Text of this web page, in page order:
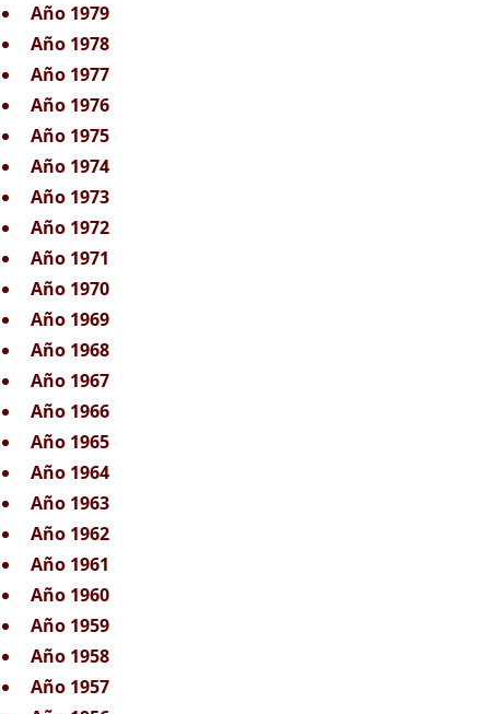
Año 1979
Año 1978
Año 1977
Año 1976
Año 1975
Año 1974
Año 1973
Año 1972
Año 1971
Año 1970
Año 1969
Año 1968
Año 1967
Año 1966
Año 1965
Año 1964
Año 1963
Año 1962
Año 1961
Año 1960
Año 1959
Año 1958
Año 1957